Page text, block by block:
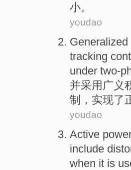
小。
youdao
Generalized
tracking
under two-
并采用广义
制
，实现了
youdao
Active
include
when it is